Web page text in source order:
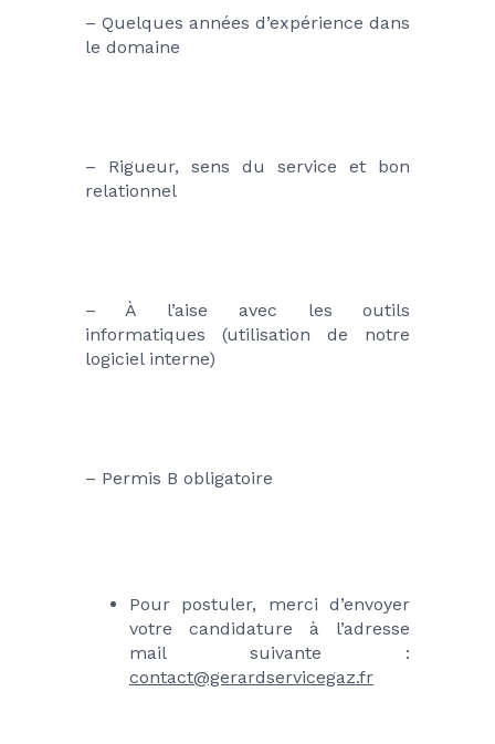
– Quelques années d’expérience dans
le domaine
– Rigueur, sens du service et bon
relationnel
– À l’aise avec les outils
informatiques (utilisation de notre
logiciel interne)
– Permis B obligatoire
Pour postuler, merci d’envoyer
votre candidature à l’adresse
contact@gerardservicegaz.fr